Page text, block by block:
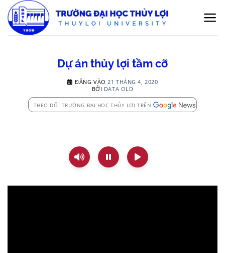
qua
nội
Dự án thủy lợi tầm cỡ
ĐĂNG VÀO 21 THÁNG 4, 2020
BỞI DATA OLD
THEO DÕI TRƯỜNG ĐẠI HỌC THỦY LỢI TRÊN